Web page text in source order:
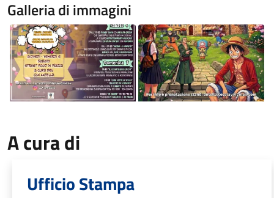
Galleria di immagini
Image
Image
A cura di
Ufficio Stampa